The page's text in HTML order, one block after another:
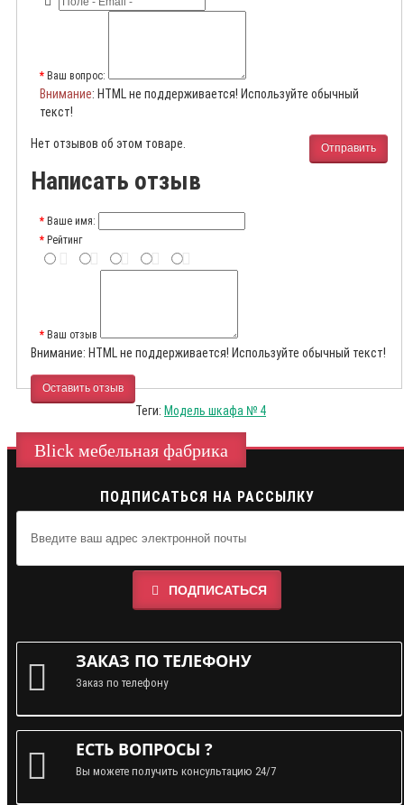
Ваш вопрос:
Внимание: HTML не поддерживается! Используйте обычный
текст!
Отправить
Нет отзывов об этом товаре.
Написать отзыв
Ваше имя:
Рейтинг
Ваш отзыв
Внимание: HTML не поддерживается! Используйте обычный текст!
Оставить отзыв
Теги: Модель шкафа № 4
Blick мебельная фабрика
ПОДПИСАТЬСЯ НА РАССЫЛКУ
ПОДПИСАТЬСЯ
ЗАКАЗ ПО ТЕЛЕФОНУ
Заказ по телефону
ЕСТЬ ВОПРОСЫ ?
Вы можете получить консультацию 24/7